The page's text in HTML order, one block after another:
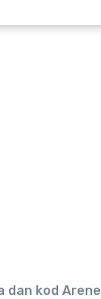
dan kod Arene